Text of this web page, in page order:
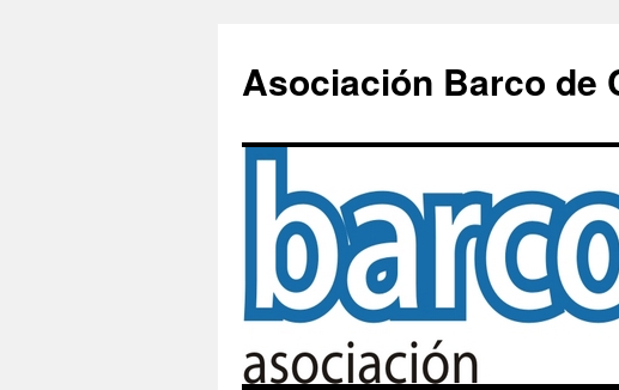
contenido
Asociación Barco de